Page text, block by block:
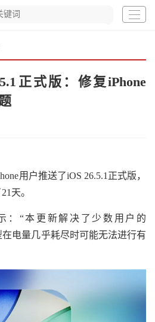
正式版：修复iPhone
用户推送了iOS 26.5.1正式版，
天。
“本更新解决了少数用户的
在电量几乎耗尽时可能无法进行有